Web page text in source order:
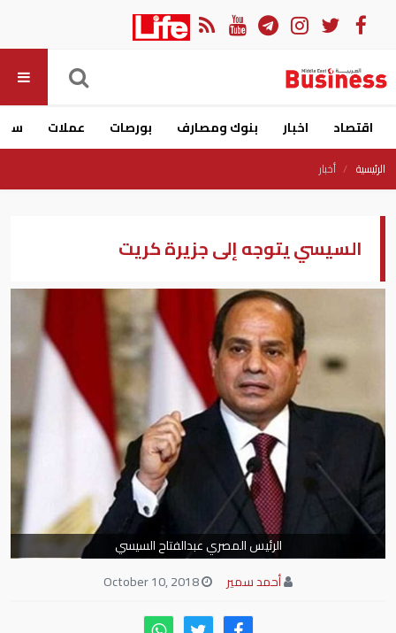
اقتصاد اخبار بنوك ومصارف بورصات عملات
الرئيسية أخبار
السيسي يتوجه إلى جزيرة كريت
الرئيس المصري عبدالفتاح السيسي
أحمد سمير